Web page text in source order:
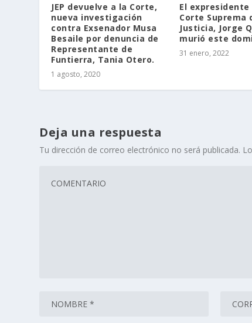
JEP devuelve a la Corte,
nueva investigación
contra Exsenador Musa
Besaile por denuncia de
Representante de
Funtierra, Tania Otero.
1 agosto, 2020
El expresidente
Corte Suprema
Justicia, Jorge
murió este
31 enero, 2022
Deja una respuesta
Tu dirección de correo electrónico no será publicada.